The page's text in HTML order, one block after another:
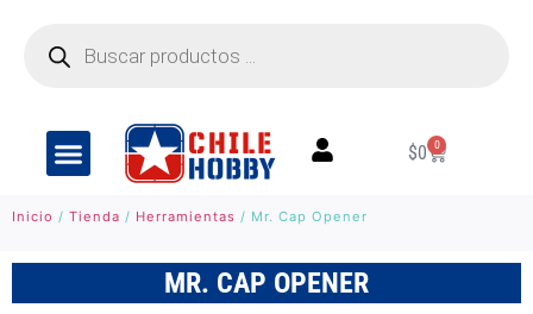
$0 0
Inicio / Tienda / Herramientas / Mr. Cap Opener
MR. CAP OPENER